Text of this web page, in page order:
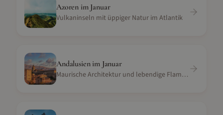
Azoren im Januar
Vulkaninseln mit üppiger Natur im Atlantik
Andalusienim Januar
Maurische Architektur und lebendige Flamenco-Kultur